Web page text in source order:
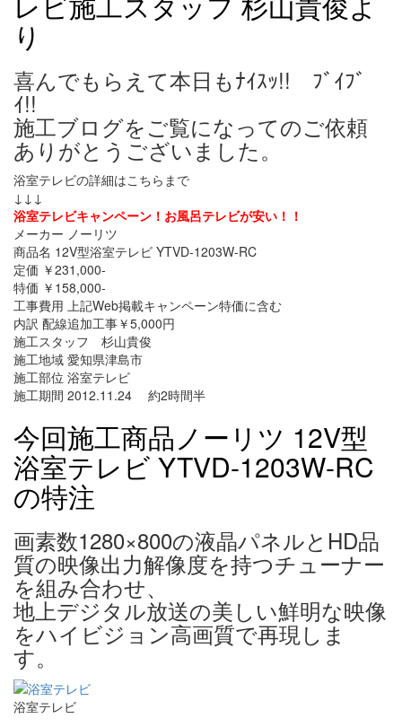
り
喜んでもらえて本日もﾅｲｽｯ!! ﾌﾞｲﾌﾞ
ｲ!!
施工ブログをご覧になってのご依頼
ありがとうございました。
浴室テレビの詳細はこちらまで
↓↓↓
浴室テレビキャンペーン！お風呂テレビが安い！！
メーカー ノーリツ
商品名 12V型浴室テレビ YTVD-1203W-RC
定価 ￥231,000-
特価 ￥158,000-
工事費用 上記Web掲載キャンペーン特価に含む
内訳 配線追加工事￥5,000円
施工スタッフ 杉山貴俊
施工地域 愛知県津島市
施工部位 浴室テレビ
施工期間 2012.11.24 約2時間半
今回施工商品ノーリツ 12V型
浴室テレビ YTVD-1203W-RC
の特注
画素数1280×800の液晶パネルとHD品
質の映像出力解像度を持つチューナー
を組み合わせ、
地上デジタル放送の美しい鮮明な映像
をハイビジョン高画質で再現しま
す。
浴室テレビ